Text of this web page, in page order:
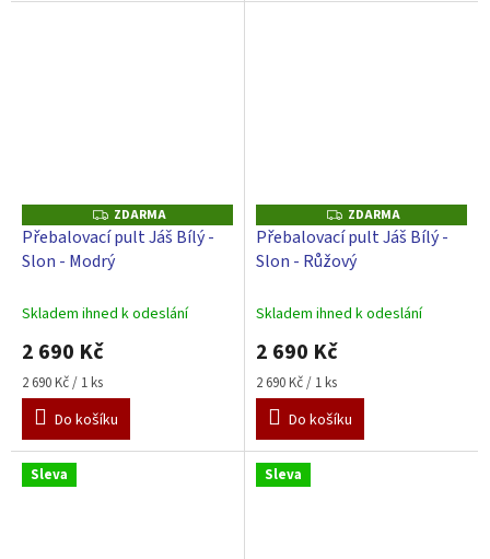
Z
D
A
R
ZDARMA
Přebalovací pult Jáš Bílý -
Slon - Modrý
Skladem ihned k odeslání
2 690 Kč
Měrná
cena:
2 690 Kč / 1 ks
Do košíku
Z
D
A
R
ZDARMA
Přebalovací pult Jáš Bílý -
Slon - Růžový
Skladem ihned k odeslání
2 690 Kč
Měrná
cena:
2 690 Kč / 1 ks
Do košíku
Sleva Sleva